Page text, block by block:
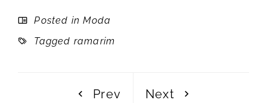
Posted inModa
Tagged ramarim
Prev
Next